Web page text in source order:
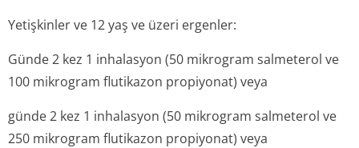
Yetişkinler ve 12 yaş ve üzeri ergenler:
Günde 2 kez 1 inhalasyon (50 mikrogram salmeterol ve
100 mikrogram flutikazon propiyonat) veya
günde 2 kez 1 inhalasyon (50 mikrogram salmeterol ve
250 mikrogram flutikazon propiyonat) veya